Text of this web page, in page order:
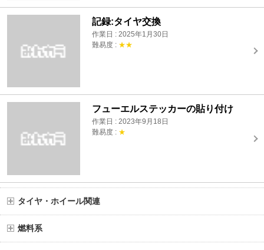
記録:タイヤ交換
作業日 : 2025年1月30日
難易度 : ★★
フューエルステッカーの貼り付け
作業日 : 2023年9月18日
難易度 : ★
タイヤ・ホイール関連
燃料系